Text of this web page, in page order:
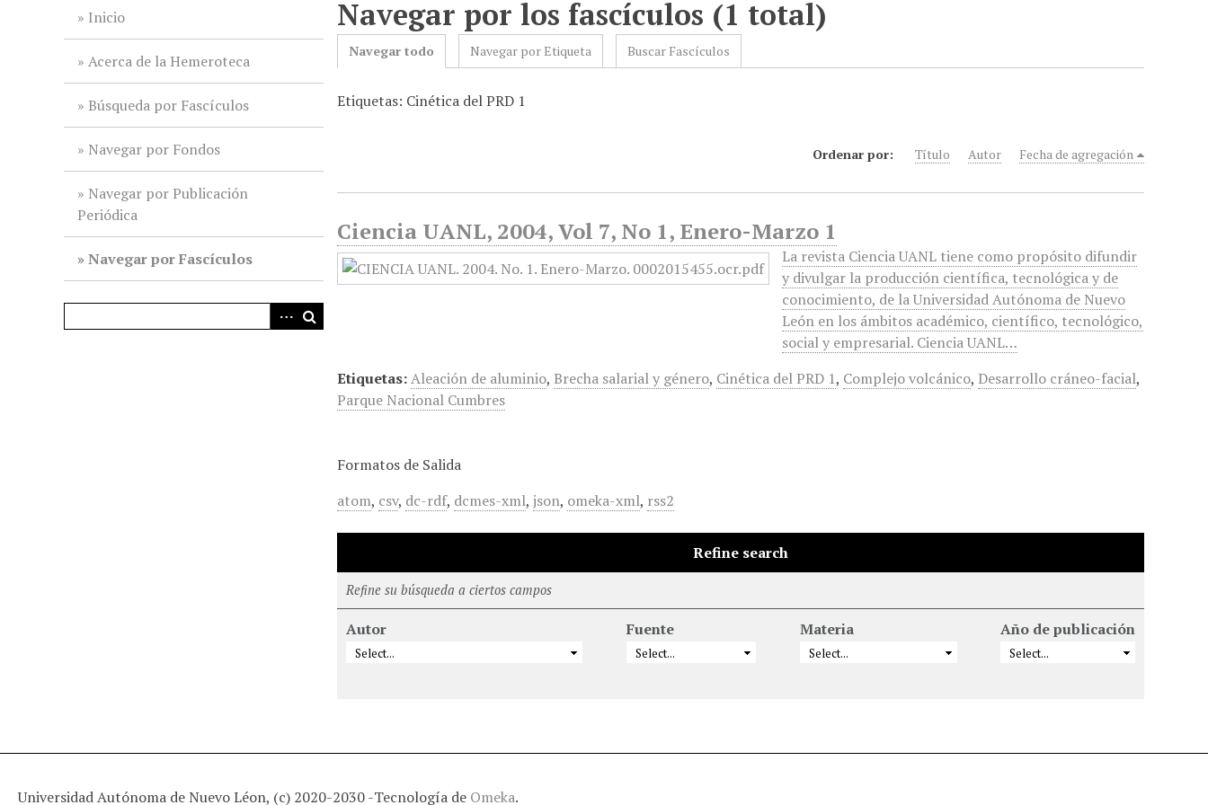
Inicio
Acerca de la Hemeroteca
Búsqueda por Fascículos
Navegar por Fondos
Navegar por Publicación
Periódica
Navegar por Fascículos
Navegar por los fascículos (1 total)
Navegar todo Navegar por Etiqueta Buscar Fascículos
Etiquetas: Cinética del PRD 1
Ordenar por: Título Autor Fecha de agregación
Ciencia UANL, 2004, Vol 7, No 1, Enero-Marzo 1
La revista Ciencia UANL tiene como propósito difundir
y divulgar la producción científica, tecnológica y de
conocimiento, de la Universidad Autónoma de Nuevo
León en los ámbitos académico, científico, tecnológico,
social y empresarial. Ciencia UANL…
Etiquetas:Aleación de aluminio, Brecha salarial y género, Cinética del PRD 1, Complejo volcánico, Desarrollo cráneo-facial,
Parque Nacional Cumbres
Formatos de Salida
atom, csv, dc-rdf, dcmes-xml,json, omeka-xml, rss2
Refine search
Refine su búsqueda a ciertos campos
Autor Fuente Materia Año de publicación
Universidad Autónoma de Nuevo Léon, (c) 2020-2030 -Tecnología de Omeka.